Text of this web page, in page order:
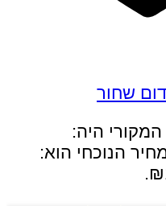
שחור
היה:
הנוכחי הוא: